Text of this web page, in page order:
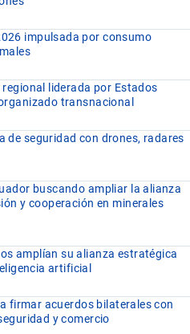
impulsada por consumo
liderada por Estados
transnacional
de seguridad con drones, radares
buscando ampliar la alianza
y cooperación en minerales
amplían su alianza estratégica
artificial
firmar acuerdos bilaterales con
y comercio